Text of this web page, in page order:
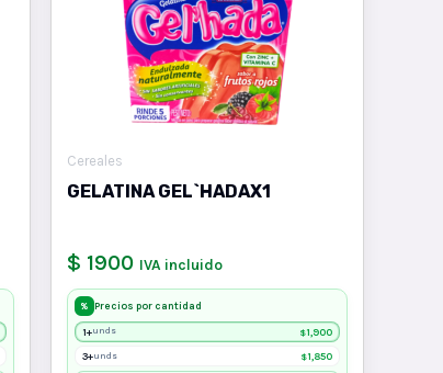
Cereales
GELATINA GEL`HADAX1
$ 1900 IVA incluido
% Precios por cantidad
1+unds $1,900
3+unds $1,850